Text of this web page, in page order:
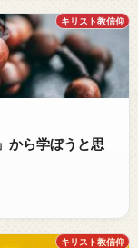
キリスト教信仰
から学ぼうと思
キリスト教信仰